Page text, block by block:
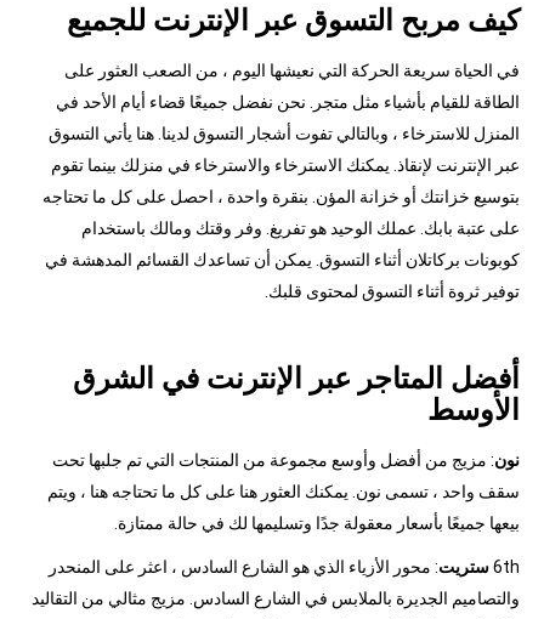
كيف مربح التسوق عبر الإنترنت للجميع
في الحياة سريعة الحركة التي نعيشها اليوم ، من الصعب العثور على
الطاقة للقيام بأشياء مثل متجر. نحن نفضل جميعًا قضاء أيام الأحد في
المنزل للاسترخاء ، وبالتالي تفوت أشجار التسوق لدينا. هنا يأتي التسوق
عبر الإنترنت لإنقاذ. يمكنك الاسترخاء والاسترخاء في منزلك بينما تقوم
بتوسيع خزانتك أو خزانة المؤن. بنقرة واحدة ، احصل على كل ما تحتاجه
على عتبة بابك. عملك الوحيد هو تفريغ. وفر وقتك ومالك باستخدام
كوبونات بركاتلان أثناء التسوق. يمكن أن تساعدك القسائم المدهشة في
توفير ثروة أثناء التسوق لمحتوى قلبك.
أفضل المتاجر عبر الإنترنت في الشرق
الأوسط
نون: مزيج من أفضل وأوسع مجموعة من المنتجات التي تم جلبها تحت
سقف واحد ، تسمى نون. يمكنك العثور هنا على كل ما تحتاجه هنا ، ويتم
بيعها جميعًا بأسعار معقولة جدًا وتسليمها لك في حالة ممتازة.
6thستريت: محور الأزياء الذي هو الشارع السادس ، اعثر على المنحدر
والتصاميم الجديرة بالملابس في الشارع السادس. مزيج مثالي من التقاليد